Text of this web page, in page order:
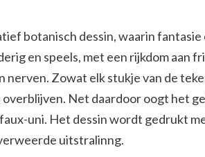
botanisch dessin, waarin
en speels, met een rijkdom aan
nerven. Zowat elk stukje van de
Net daardoor oogt het
uni. Het dessin wordt gedrukt
uitstralinng.